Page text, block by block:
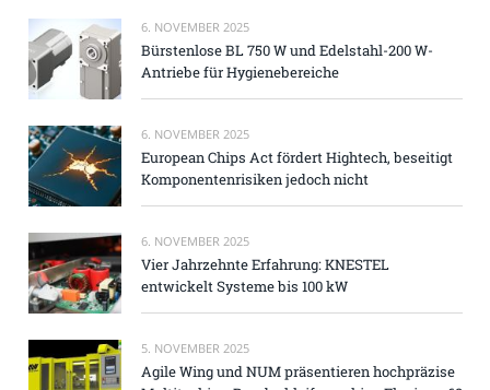
6. NOVEMBER 2025
Bürstenlose BL 750 W und Edelstahl-200 W-
Antriebe für Hygienebereiche
6. NOVEMBER 2025
European Chips Act fördert Hightech, beseitigt
Komponentenrisiken jedoch nicht
6. NOVEMBER 2025
Vier Jahrzehnte Erfahrung: KNESTEL
entwickelt Systeme bis 100 kW
5. NOVEMBER 2025
Agile Wing und NUM präsentieren hochpräzise